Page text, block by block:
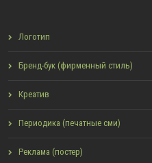
Логотип
Бренд-бук (фирменный стиль)
Креатив
Периодика (печатные сми)
Реклама (постер)